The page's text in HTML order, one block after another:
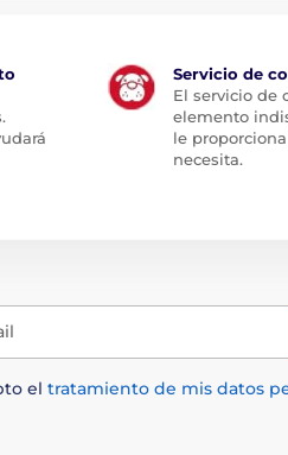
Servicio de
El servicio de
elemento
le
necesita.
el tratamiento de mis datos